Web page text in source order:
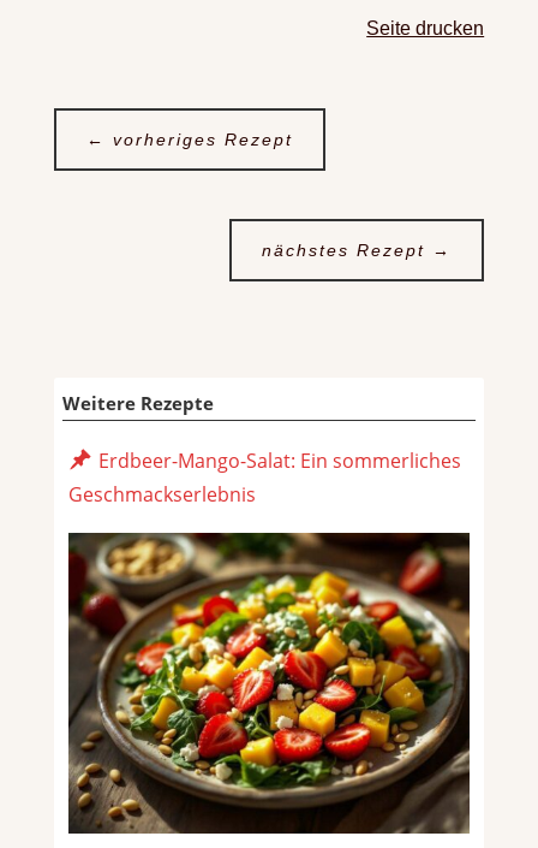
Seite drucken
← vorheriges Rezept
nächstes Rezept →
Weitere Rezepte
Erdbeer-Mango-Salat: Ein sommerliches
Geschmackserlebnis